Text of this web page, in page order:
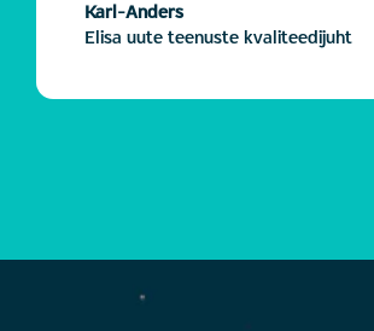
Karl-Anders
Elisa uute teenuste kvaliteedijuht